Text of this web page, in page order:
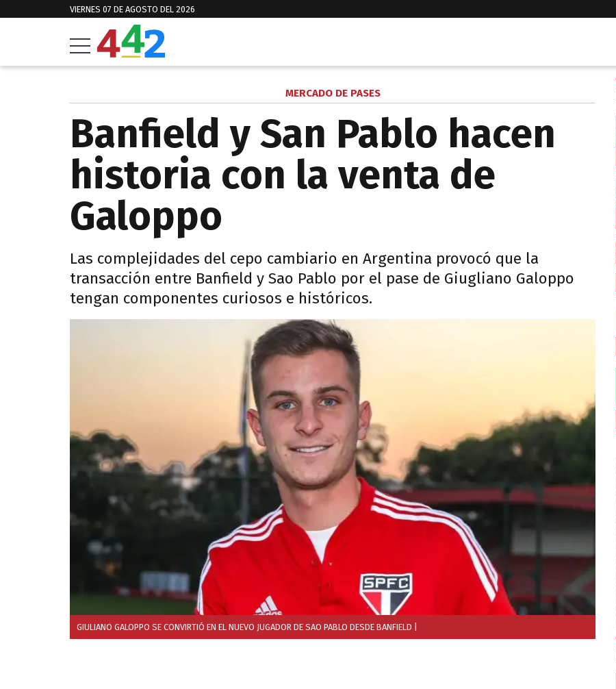
VIERNES 07 DE AGOSTO DEL 2026
MERCADO DE PASES
Banfield y San Pablo hacen
historia con la venta de
Galoppo
Las complejidades del cepo cambiario en Argentina provocó que la
transacción entre Banfield y Sao Pablo por el pase de Giugliano Galoppo
tengan componentes curiosos e históricos.
GIULIANO GALOPPO SE CONVIRTIÓ EN EL NUEVO JUGADOR DE SAO PABLO DESDE BANFIELD